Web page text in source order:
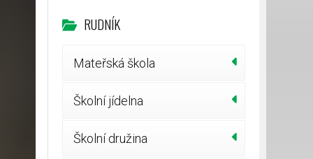
RUDNÍK
Mateřská škola
Školní jídelna
Školní družina